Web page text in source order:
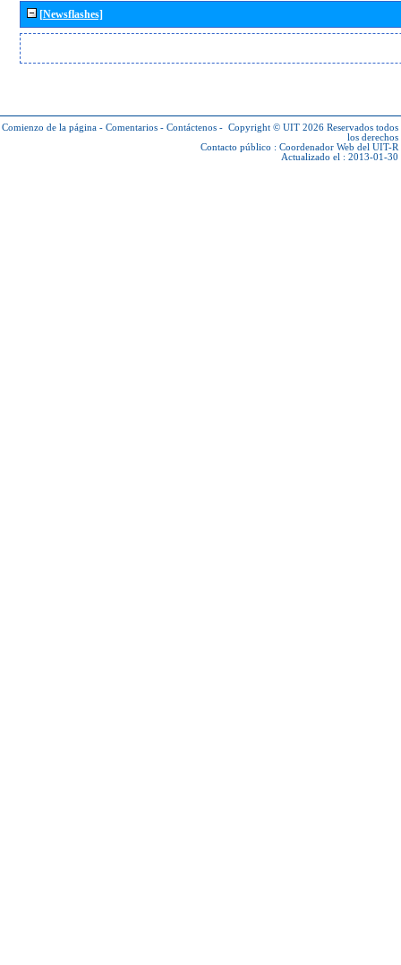
[Newsflashes]
Comienzo de la página - Comentarios - Contáctenos - Copyright © UIT 2026 Reservados todos
los derechos
Contacto público : Coordenador Web del UIT-R
Actualizado el : 2013-01-30